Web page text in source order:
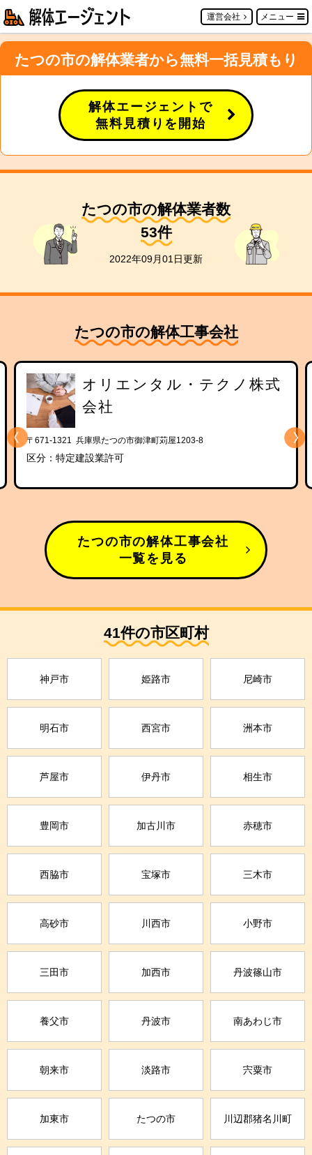
運営会社 メニュー
たつの市の解体業者から無料一括見積もり
解体エージェントで
無料見積りを開始
たつの市の解体業者数
53件
2022年09月01日更新
たつの市の解体工事会社
オリエンタル・テクノ株式
会社
〒671-1321 兵庫県たつの市御津町苅屋1203-8
区分：特定建設業許可
たつの市の解体工事会社
一覧を見る
41件の市区町村
神戸市 姫路市 尼崎市
明石市 西宮市 洲本市
芦屋市 伊丹市 相生市
豊岡市 加古川市 赤穂市
西脇市 宝塚市 三木市
高砂市 川西市 小野市
三田市 加西市 丹波篠山市
養父市 丹波市 南あわじ市
朝来市 淡路市 宍粟市
加東市 たつの市 川辺郡猪名川町